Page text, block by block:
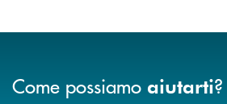
Come possiamo aiutarti?